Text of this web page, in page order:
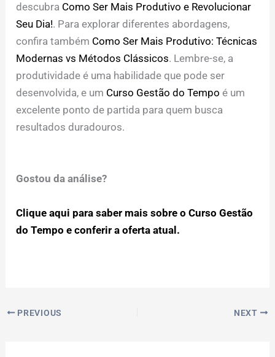
descubra Como Ser Mais Produtivo e Revolucionar
Seu Dia!. Para explorar diferentes abordagens,
confira também Como Ser Mais Produtivo: Técnicas
Modernas vs Métodos Clássicos. Lembre-se, a
produtividade é uma habilidade que pode ser
desenvolvida, e um Curso Gestão do Tempo é um
excelente ponto de partida para quem busca
resultados duradouros.
Gostou da análise?
Clique aqui para saber mais sobre o Curso Gestão
do Tempo e conferir a oferta atual.
PREVIOUS NEXT